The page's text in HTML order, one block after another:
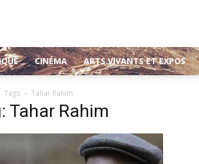
CINÉMA ARTS VIVANTS ET EXPOS
Tags Tahar Rahim
Tahar Rahim